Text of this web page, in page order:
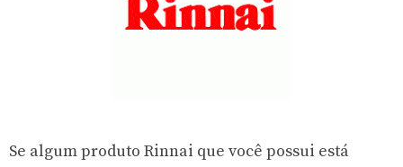
Se algum produto Rinnai que você possui está